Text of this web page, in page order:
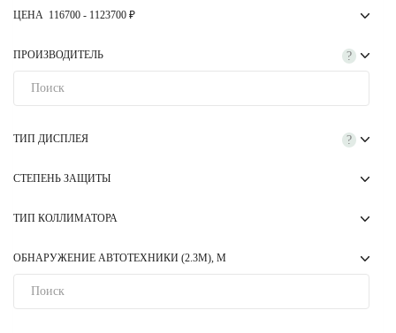
ЦЕНА 116700 - 1123700 ₽
?
ПРОИЗВОДИТЕЛЬ
?
ТИП ДИСПЛЕЯ
СТЕПЕНЬ ЗАЩИТЫ
ТИП КОЛЛИМАТОРА
ОБНАРУЖЕНИЕ АВТОТЕХНИКИ (2.3М), М